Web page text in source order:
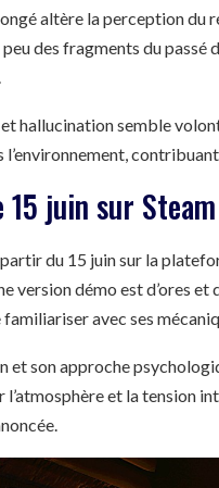
altère la perception du
des fragments du
hallucination semble
l’environnement,
juin sur Steam
du 15 juin sur la
version démo est d’ores
avec ses
et son approche
l’atmosphère et la tension